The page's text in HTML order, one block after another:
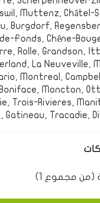
Muttenz, Châtel-
Burgdorf,
Fonds, Chêne-
Rolle, Grandson,
La Neuveville,
Montreal,
Moncton,
Trois-Rivieres,
Gatineau, Tracadie,
مجموع 1)